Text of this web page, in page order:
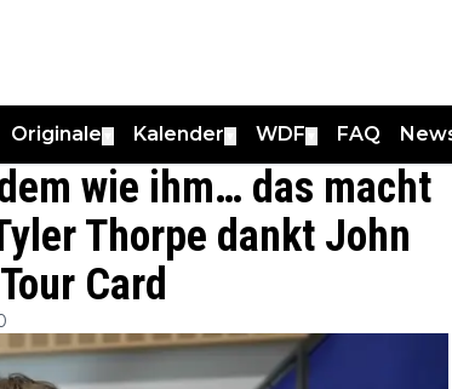
Originale Kalender WDF FAQ
wie ihm… das macht
Thorpe dankt John
Card